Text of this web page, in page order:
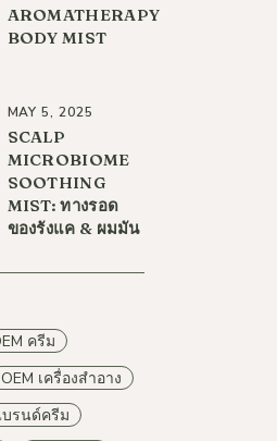
AROMATHERAPY
BODY MIST
MAY 5, 2025
SCALP
MICROBIOME
SOOTHING
MIST: ทางรอด
ของรังแค & ผมมัน
ครีม
OEM เครื่องสำอาง
รนด์ครีม